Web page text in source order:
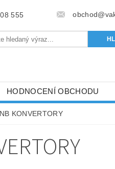
555
HODNOCENÍ OBCHODU
KONVERTORY